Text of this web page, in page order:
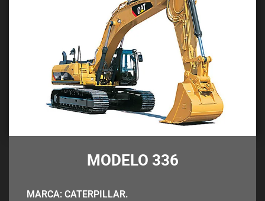
MODELO 336
MARCA: CATERPILLAR.